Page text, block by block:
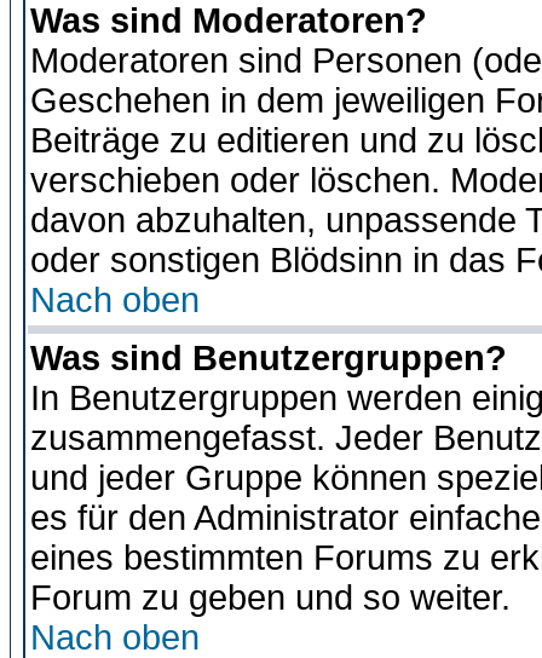
Was sind Moderatoren?
Moderatoren sind Personen
Geschehen in dem jeweiligen
Beiträge zu editieren und zu
verschieben oder löschen.
davon abzuhalten, unpassende
oder sonstigen Blödsinn in das
Nach oben
Was sind Benutzergruppen?
In Benutzergruppen werden
zusammengefasst. Jeder
und jeder Gruppe können
es für den Administrator
eines bestimmten Forums zu
Forum zu geben und so weiter.
Nach oben